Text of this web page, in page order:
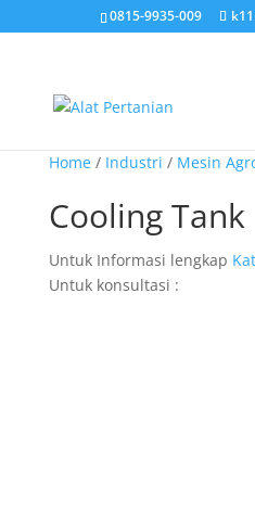
0815-9935-009
Home/ Industri / Mesin
Cooling Tank
Untuk Informasi lengkap
Untuk konsultasi :